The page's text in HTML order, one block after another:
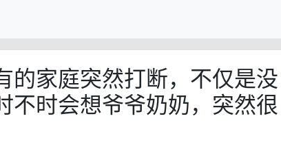
的家庭突然打断，不仅是没
不时会想爷爷奶奶，突然很